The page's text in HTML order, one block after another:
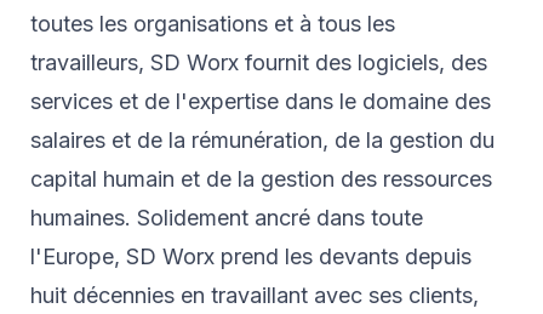
toutes les organisations et à tous les
travailleurs, SD Worx fournit des logiciels, des
services et de l'expertise dans le domaine des
salaires et de la rémunération, de la gestion du
capital humain et de la gestion des ressources
humaines. Solidement ancré dans toute
l'Europe, SD Worx prend les devants depuis
huit décennies en travaillant avec ses clients,